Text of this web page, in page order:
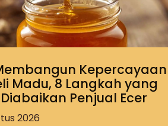
Kepercayaan
Madu, 8 Langkah yang
Penjual Ecer
2026